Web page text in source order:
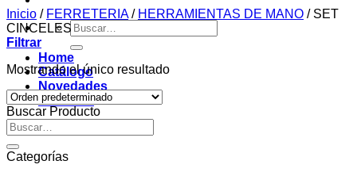
Buscar
por:
Home
Catálogo
Novedades
Contacto
Inicio / FERRETERIA / HERRAMIENTAS DE MANO /SET
CINCELES
Filtrar
Mostrando el único resultado
Buscar Producto
Buscar
por:
Categorías